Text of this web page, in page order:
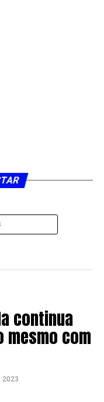
continua
mesmo com
2023